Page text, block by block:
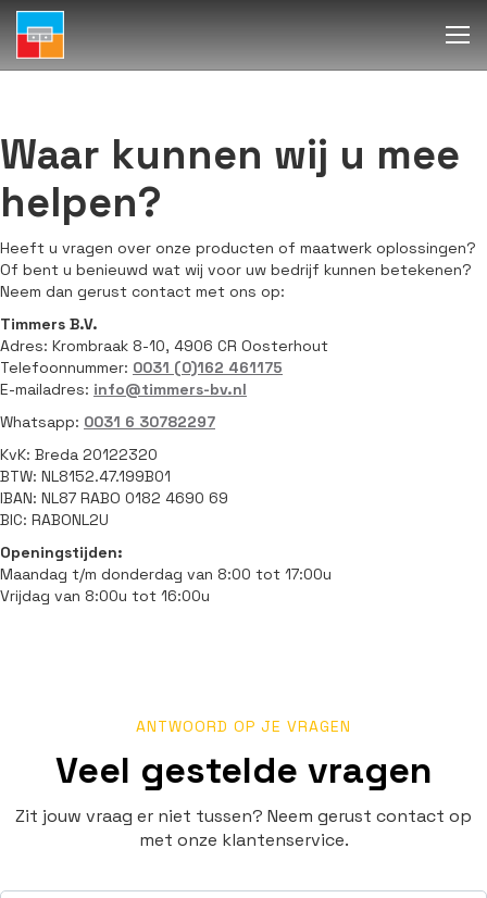
Waar kunnen wij u mee
helpen?
Heeft u vragen over onze producten of maatwerk oplossingen?
Of bent u benieuwd wat wij voor uw bedrijf kunnen betekenen?
Neem dan gerust contact met ons op:
Timmers B.V.
Adres: Krombraak 8-10, 4906 CR Oosterhout
Telefoonnummer: 0031 (0)162 461175
E-mailadres: info@timmers-bv.nl
Whatsapp: 0031 6 30782297
KvK: Breda 20122320
BTW: NL8152.47.199B01
IBAN: NL87 RABO 0182 4690 69
BIC: RABONL2U
Openingstijden:
Maandag t/m donderdag van 8:00 tot 17:00u
Vrijdag van 8:00u tot 16:00u
ANTWOORD OP JE VRAGEN
Veel gestelde vragen
Zit jouw vraag er niet tussen? Neem gerust contact op
met onze klantenservice.